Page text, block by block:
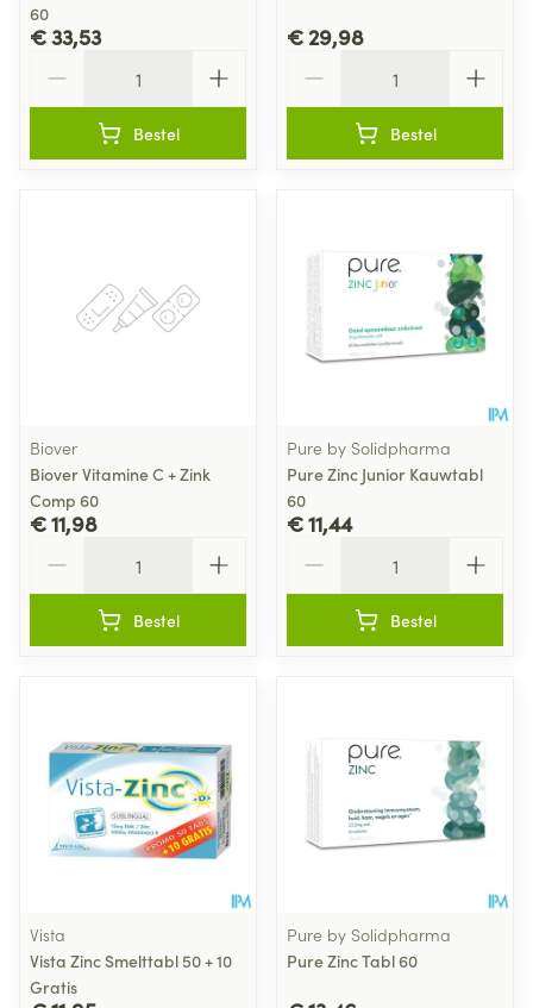
60
€ 33,53
Bestel
€ 29,98
Bestel
Biover
Biover Vitamine C + Zink
Comp 60
€ 11,98
Bestel
Pure by Solidpharma
Pure Zinc Junior Kauwtabl
60
€ 11,44
Bestel
Vista
Vista Zinc Smelttabl 50 + 10
Gratis
Pure by Solidpharma
Pure Zinc Tabl 60